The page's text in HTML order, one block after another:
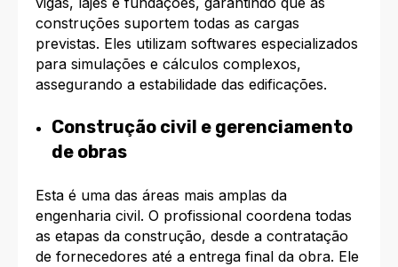
construções suportem todas as cargas
previstas. Eles utilizam softwares especializados
para simulações e cálculos complexos,
assegurando a estabilidade das edificações.
Construção civil e gerenciamento
de obras
Esta é uma das áreas mais amplas da
engenharia civil. O profissional coordena todas
as etapas da construção, desde a contratação
de fornecedores até a entrega final da obra. Ele